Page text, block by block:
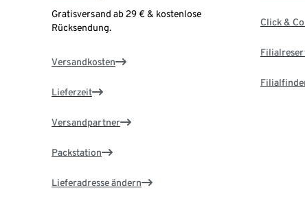
Gratisversand ab 29 € & kostenlose
Rücksendung.
Versandkosten
Lieferzeit
Versandpartner
Packstation
Lieferadresse ändern
Click &